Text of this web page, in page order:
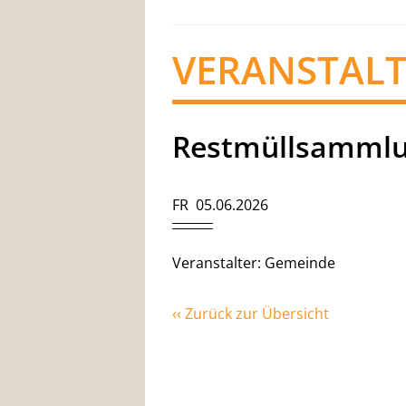
FR 05.06.2026
Veranstalter: Gemeinde
‹‹ Zurück zur Übersicht